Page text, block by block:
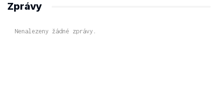
Zprávy
Nenalezeny žádné zprávy.